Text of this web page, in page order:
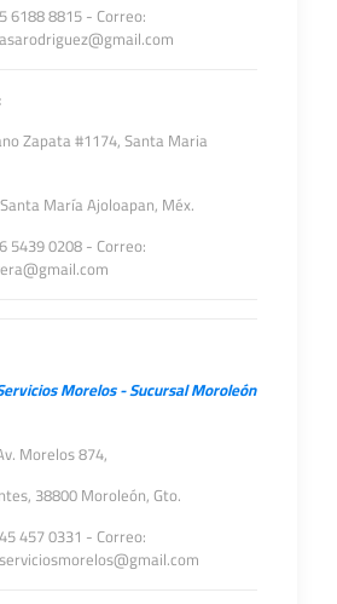
6188 8815 - Correo:
Zapata #1174, Santa Maria
María Ajoloapan, Méx.
5439 0208 - Correo:
Morelos - Sucursal Moroleón
Morelos 874,
38800 Moroleón, Gto.
457 0331 - Correo: